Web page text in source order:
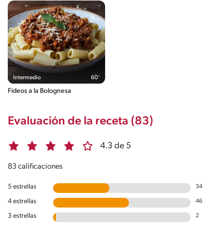
Intermedio 60'
Fideos a la Bolognesa
Evaluación de la receta (83)
4.3 de 5
83 calificaciones
5 estrellas 34
4 estrellas 46
3 estrellas 2